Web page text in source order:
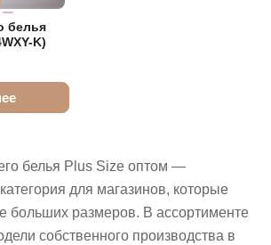
белья
K)
белья Plus Size оптом —
для магазинов, которые
больших размеров. В ассортименте
собственного производства в